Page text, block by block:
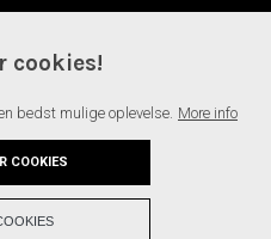
cookies!
bedst mulige oplevelse. More info
COOKIES